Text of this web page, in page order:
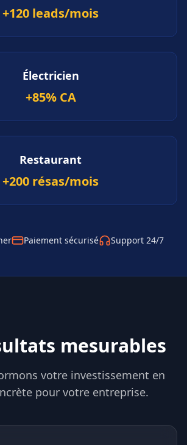
+120 leads/mois
Électricien
+85% CA
Restaurant
+200 résas/mois
Paiement sécurisé Support 24/7
mesurables
votre investissement en
pour votre entreprise.